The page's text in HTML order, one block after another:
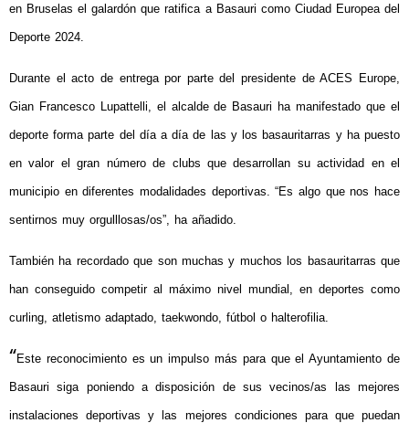
en Bruselas el galardón que ratifica a Basauri como Ciudad Europea del
Deporte 2024.
Durante el acto de entrega por parte del presidente de ACES Europe,
Gian Francesco Lupattelli, el alcalde de Basauri ha manifestado que el
deporte forma parte del día a día de las y los basauritarras y ha puesto
en valor el gran número de clubs que desarrollan su actividad en el
municipio en diferentes modalidades deportivas. “Es algo que nos hace
sentirnos muy orgulllosas/os”, ha añadido.
También ha recordado que son muchas y muchos los basauritarras que
han conseguido competir al máximo nivel mundial, en deportes como
curling, atletismo adaptado, taekwondo, fútbol o halterofilia.
“Este reconocimiento es un impulso más para que el Ayuntamiento de
Basauri siga poniendo a disposición de sus vecinos/as las mejores
instalaciones deportivas y las mejores condiciones para que puedan